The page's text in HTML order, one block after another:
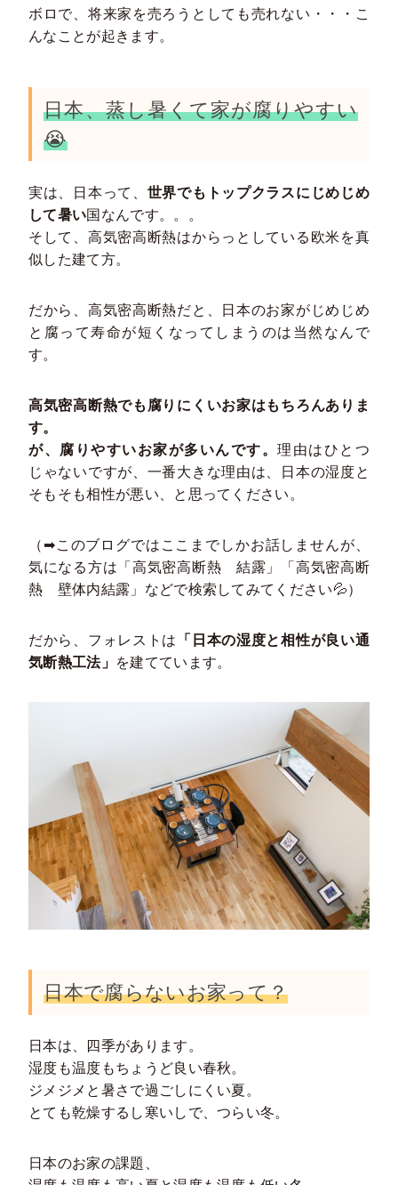
ボロで、将来家を売ろうとしても売れない・・・こ
んなことが起きます。
日本、蒸し暑くて家が腐りやすい
😭
実は、日本って、 世界でもトップクラスにじめじめ
して暑い国なんです。。。
そして、高気密高断熱はからっとしている欧米を真
似した建て方。
だから、高気密高断熱だと、日本のお家がじめじめ
と腐って寿命が短くなってしまうのは当然なんで
す。
高気密高断熱でも腐りにくいお家はもちろんありま
す。
が、腐りやすいお家が多いんです。理由はひとつ
じゃないですが、一番大きな理由は、日本の湿度と
そもそも相性が悪い、と思ってください。
（➡このブログではここまでしかお話しませんが、
気になる方は「高気密高断熱 結露」「高気密高断
熱 壁体内結露」などで検索してみてください💦）
だから、フォレストは
「日本の湿度と相性が良い通
気断熱工法」 を建てています。
日本で腐らないお家って？
日本は、四季があります。
湿度も温度もちょうど良い春秋。
ジメジメと暑さで過ごしにくい夏。
とても乾燥するし寒いしで、つらい冬。
日本のお家の課題、